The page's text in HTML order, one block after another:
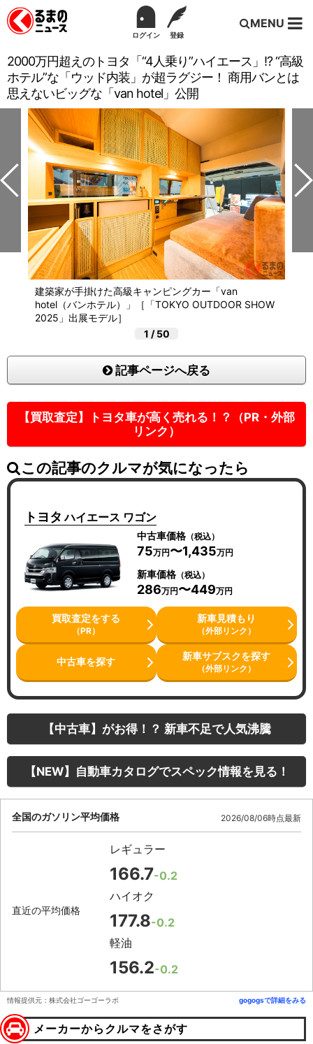
ログイン 登録
MENU
2000万円超えのトヨタ「“4人乗り”ハイエース」!? “高級
ホテル”な「ウッド内装」が超ラグジー！ 商用バンとは
思えないビッグな「van hotel」公開
建築家が手掛けた高級キャンピングカー「van
hotel（バンホテル）」［「TOKYO OUTDOOR SHOW
2025」出展モデル］
1 /50
記事ページへ戻る
【買取査定】トヨタ車が高く売れる！？（PR・外部
リンク）
この記事のクルマが気になったら
トヨタ ハイエース ワゴン
中古車価格（税込）
75万円〜1,435万円
新車価格（税込）
286万円〜449万円
買取査定をする
（PR）
新車見積もり
（外部リンク）
中古車を探す 新車サブスクを探す
（外部リンク）
【中古車】がお得！？ 新車不足で人気沸騰
【NEW】自動車カタログでスペック情報を見る！
全国のガソリン平均価格 2026/08/06時点最新
直近の平均価格
レギュラー
166.7-0.2
ハイオク
177.8-0.2
軽油
156.2-0.2
情報提供元：株式会社ゴーゴーラボ gogogsで詳細をみる
メーカーからクルマをさがす